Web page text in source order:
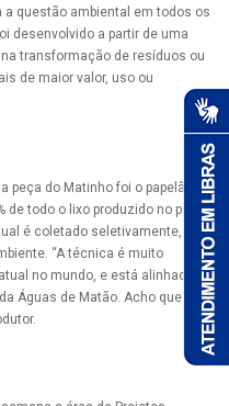
a questão ambiental em todos os
desenvolvido a partir de uma
transformação de resíduos ou
de maior valor, uso ou
peça do Matinho foi o papelão,
de todo o lixo produzido no país.
é coletado seletivamente,
“A técnica é muito
no mundo, e está alinhada à
Águas de Matão. Acho que as